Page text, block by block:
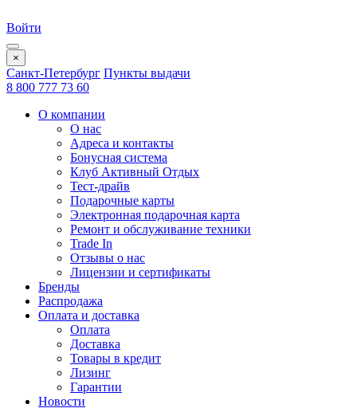
Войти
×
Санкт-Петербург Пункты выдачи
8 800 777 73 60
О компании
О нас
Адреса и контакты
Бонусная система
Клуб Активный Отдых
Тест-драйв
Подарочные карты
Электронная подарочная карта
Ремонт и обслуживание техники
Trade In
Отзывы о нас
Лицензии и сертификаты
Бренды
Распродажа
Оплата и доставка
Оплата
Доставка
Товары в кредит
Лизинг
Гарантии
Новости